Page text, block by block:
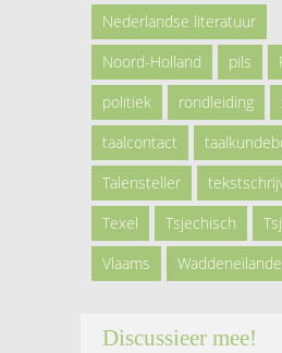
Nederlandse literatuur
Noord-Holland
pils
politiek
rondleiding
taalcontact
Talensteller
Texel
Tsjechisch
Vlaams
Discussieer mee!